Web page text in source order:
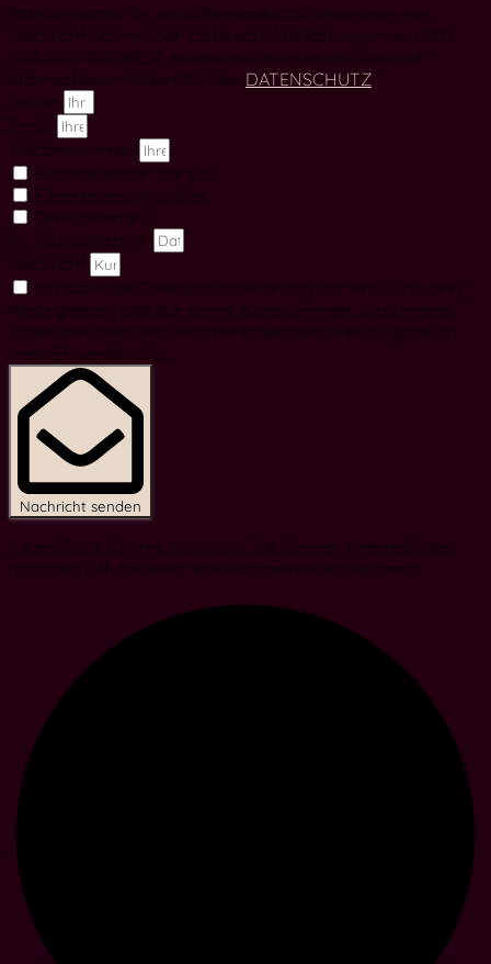
Bitte beachten Sie, dass Sie durch das Versenden der
Nachricht sich mit den Datenschutzerklärungen von ART
CONSULTING MESE einverstanden erklären. Genaue
Informationen finden Sie hier: DATENSCHUTZ
Name
Email
Telefonnummer
Expertessesion vor Ort
Expertessesion online
Telefontermin
Ihr Wunschtermin
Nachricht
Ich habe die Datenschutzerklärung von Art Consulting
Mese gelesen und zur Kenntnis genommen, dass meine
Daten erhoben und verarbeitet werden. Hierfür gebe ich
mein Einverständnis.
Nachricht senden
Vielen Dank für Ihre Nachricht. Sie können innerhalb der
nächsten 24h mit einer Antwort meinerseits rechnen.